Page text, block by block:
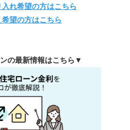
入れ希望の方はこちら
希望の方はこちら
の最新情報はこちら▼